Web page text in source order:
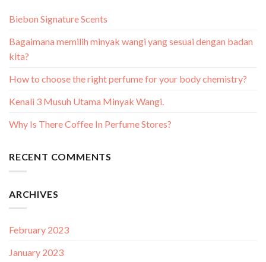
Biebon Signature Scents
Bagaimana memilih minyak wangi yang sesuai dengan badan
kita?
How to choose the right perfume for your body chemistry?
Kenali 3 Musuh Utama Minyak Wangi.
Why Is There Coffee In Perfume Stores?
RECENT COMMENTS
ARCHIVES
February 2023
January 2023